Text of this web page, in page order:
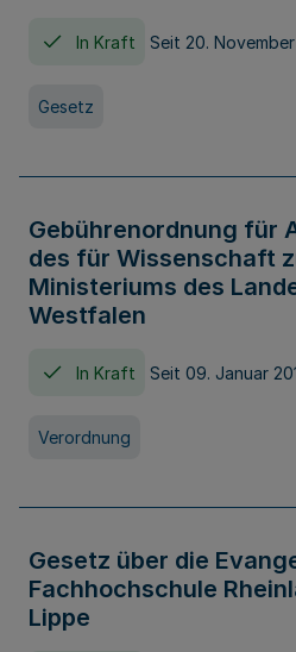
In Kraft Seit 20.
Gesetz
Gebührenordnung für
des für Wissenschaft
Ministeriums des
Westfalen
In Kraft Seit 09. Januar
Verordnung
Gesetz über die
Fachhochschule
Lippe